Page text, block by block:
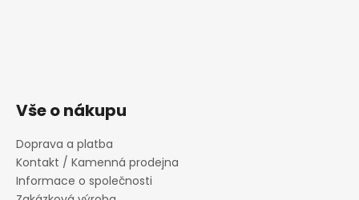
Vše o nákupu
Doprava a platba
Kontakt / Kamenná prodejna
Informace o společnosti